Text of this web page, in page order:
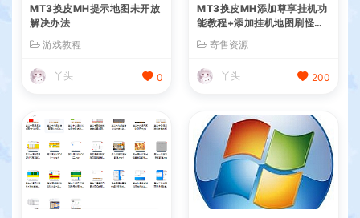
MT3换皮MH提示地图未开放
解决办法
游戏教程
丫头 0
MT3换皮MH添加尊享挂机功
能教程+添加挂机地图刷怪教
寄售资源
丫头 200